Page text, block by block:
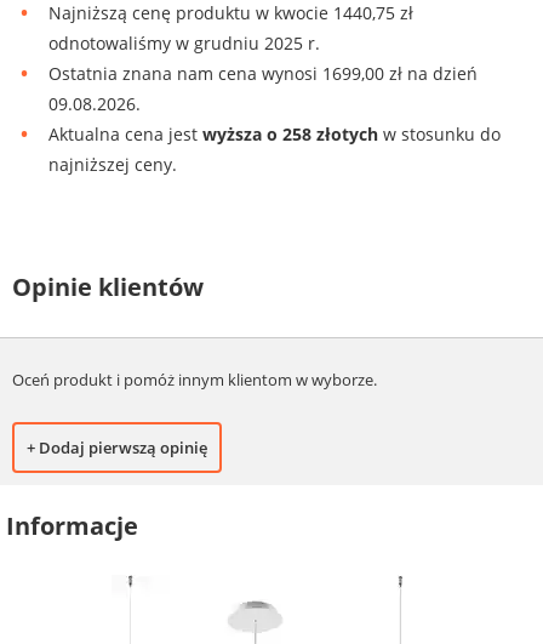
Najniższą cenę produktu w kwocie 1440,75 zł
odnotowaliśmy w grudniu 2025 r.
Ostatnia znana nam cena wynosi 1699,00 zł na dzień
09.08.2026.
Aktualna cena jest wyższa o 258 złotych w stosunku do
najniższej ceny.
Opinie klientów
Oceń produkt i pomóż innym klientom w wyborze.
+ Dodaj pierwszą opinię
Informacje